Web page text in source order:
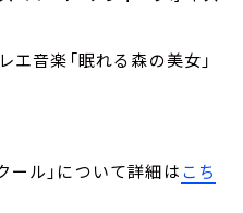
音楽「眠れる森の美女」
ル」について詳細はこち